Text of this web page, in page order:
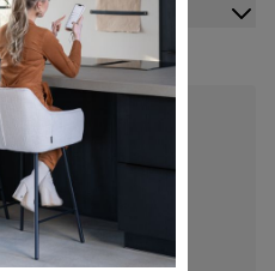
innerhalb von 48